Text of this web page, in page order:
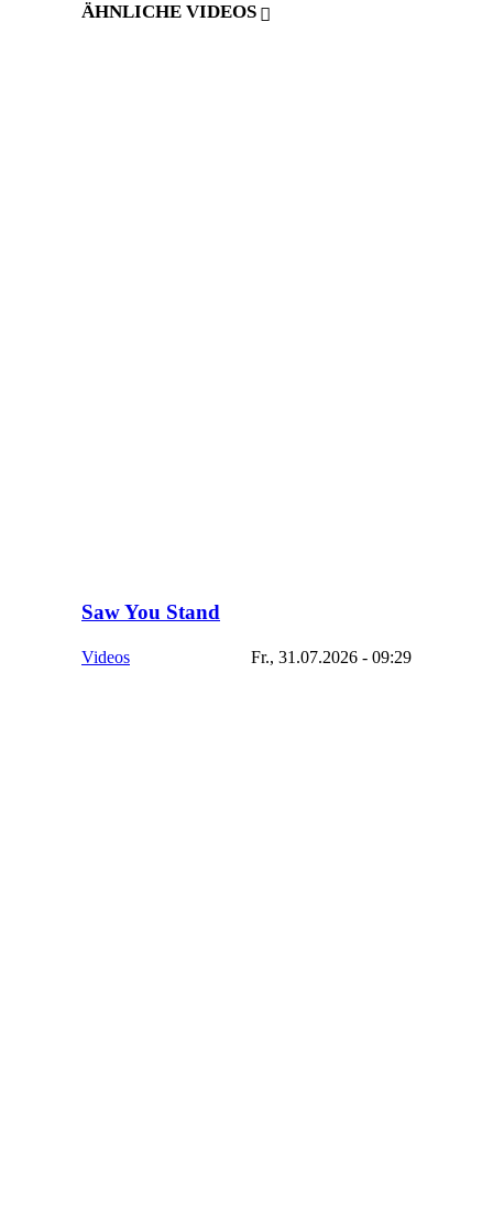
ÄHNLICHE VIDEOS
Saw You Stand
Videos Fr., 31.07.2026 - 09:29